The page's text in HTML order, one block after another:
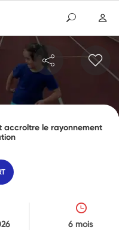
accroître le rayonnement
6 mois